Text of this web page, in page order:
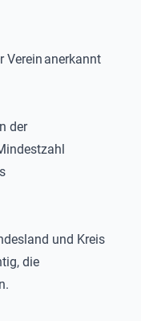
Verein anerkannt
der
und Kreis
die